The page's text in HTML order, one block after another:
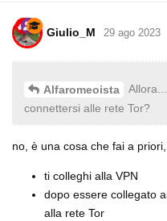
Giulio_M 29 ago 2023
Alfaromeoista
connettersi alle rete Tor?
no, è una cosa che fai a
ti colleghi alla VPN
dopo essere collegato
alla rete Tor